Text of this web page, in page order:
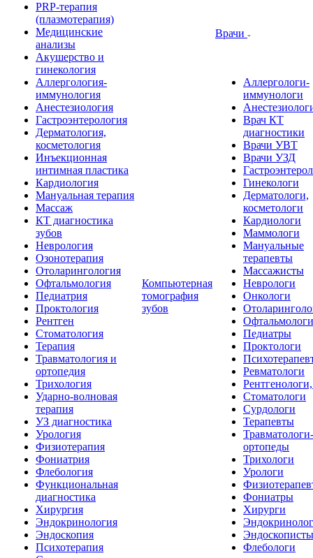
PRP-терапия
(плазмотерапия)
Медицинские
анализы
Акушерство и
гинекология
Аллергология-
иммунология
Анестезиология
Гастроэнтерология
Дерматология,
косметология
Инъекционная
интимная пластика
Кардиология
Мануальная терапия
Массаж
КТ диагностика
зубов
Неврология
Озонотерапия
Отоларингология
Офтальмология
Педиатрия
Проктология
Рентген
Стоматология
Терапия
Травматология и
ортопедия
Трихология
Ударно-волновая
терапия
УЗ диагностика
Урология
Физиотерапия
Фониатрия
Флебология
Функциональная
диагностика
Хирургия
Эндокринология
Эндоскопия
Психотерапия
Компьютерная
томография
зубов
Врачи
Аллергологи-
иммунологи
Врач КТ
диагностики
Врачи УВТ
Врачи УЗД
Гинекологи
Дерматологи,
косметологи
Кардиологи
Маммологи
Мануальные
терапевты
Массажисты
Неврологи
Онкологи
Офтальмологи
Педиатры
Проктологи
Ревматологи
Стоматологи
Сурдологи
Терапевты
Травматологи-
ортопеды
Трихологи
Урологи
Фониатры
Хирурги
Эндоскописты
Флебологи